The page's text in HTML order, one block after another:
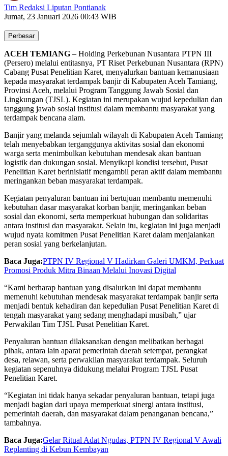
Tim Redaksi Liputan Pontianak
Jumat, 23 Januari 2026 00:43 WIB
Perbesar
ACEH TEMIANG – Holding Perkebunan Nusantara PTPN III
(Persero) melalui entitasnya, PT Riset Perkebunan Nusantara (RPN)
Cabang Pusat Penelitian Karet, menyalurkan bantuan kemanusiaan
kepada masyarakat terdampak banjir di Kabupaten Aceh Tamiang,
Provinsi Aceh, melalui Program Tanggung Jawab Sosial dan
Lingkungan (TJSL). Kegiatan ini merupakan wujud kepedulian dan
tanggung jawab sosial institusi dalam membantu masyarakat yang
terdampak bencana alam.
Banjir yang melanda sejumlah wilayah di Kabupaten Aceh Tamiang
telah menyebabkan terganggunya aktivitas sosial dan ekonomi
warga serta menimbulkan kebutuhan mendesak akan bantuan
logistik dan dukungan sosial. Menyikapi kondisi tersebut, Pusat
Penelitian Karet berinisiatif mengambil peran aktif dalam membantu
meringankan beban masyarakat terdampak.
Kegiatan penyaluran bantuan ini bertujuan membantu memenuhi
kebutuhan dasar masyarakat korban banjir, meringankan beban
sosial dan ekonomi, serta memperkuat hubungan dan solidaritas
antara institusi dan masyarakat. Selain itu, kegiatan ini juga menjadi
wujud nyata komitmen Pusat Penelitian Karet dalam menjalankan
peran sosial yang berkelanjutan.
Baca Juga:PTPN IV Regional V Hadirkan Galeri UMKM, Perkuat
Promosi Produk Mitra Binaan Melalui Inovasi Digital
“Kami berharap bantuan yang disalurkan ini dapat membantu
memenuhi kebutuhan mendesak masyarakat terdampak banjir serta
menjadi bentuk kehadiran dan kepedulian Pusat Penelitian Karet di
tengah masyarakat yang sedang menghadapi musibah,” ujar
Perwakilan Tim TJSL Pusat Penelitian Karet.
Penyaluran bantuan dilaksanakan dengan melibatkan berbagai
pihak, antara lain aparat pemerintah daerah setempat, perangkat
desa, relawan, serta perwakilan masyarakat terdampak. Seluruh
kegiatan sepenuhnya didukung melalui Program TJSL Pusat
Penelitian Karet.
“Kegiatan ini tidak hanya sekadar penyaluran bantuan, tetapi juga
menjadi bagian dari upaya memperkuat sinergi antara institusi,
pemerintah daerah, dan masyarakat dalam penanganan bencana,”
tambahnya.
Baca Juga:Gelar Ritual Adat Ngudas, PTPN IV Regional V Awali
Replanting di Kebun Kembayan